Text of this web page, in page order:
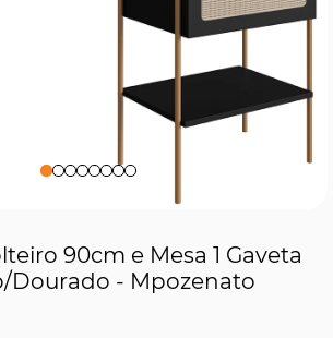
90cm e Mesa 1 Gaveta
Dourado - Mpozenato